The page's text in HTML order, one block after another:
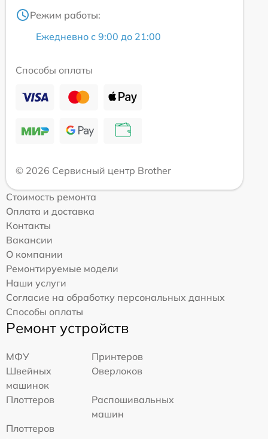
Режим работы:
Ежедневно с 9:00 до 21:00
Способы оплаты
© 2026 Сервисный центр Brother
Стоимость ремонта
Оплата и доставка
Контакты
Вакансии
О компании
Ремонтируемые модели
Наши услуги
Согласие на обработку персональных данных
Способы оплаты
Ремонт устройств
МФУ
Принтеров
Швейных
машинок
Оверлоков
Плоттеров
Распошивальных
машин
Плоттеров